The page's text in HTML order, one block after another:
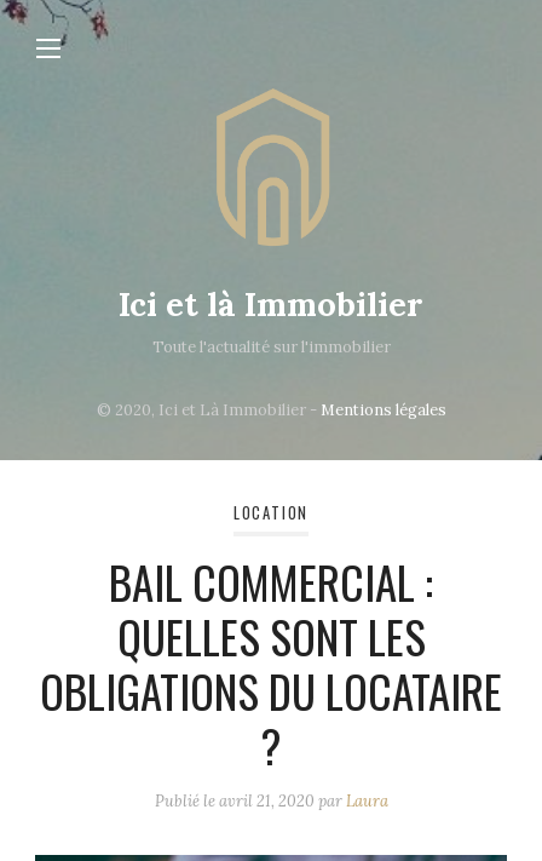
Ici et là Immobilier
Toute l'actualité sur l'immobilier
© 2020, Ici et Là Immobilier - Mentions légales
LOCATION
BAIL COMMERCIAL :
QUELLES SONT LES
OBLIGATIONS DU LOCATAIRE
?
Publié leavril 21, 2020 parLaura